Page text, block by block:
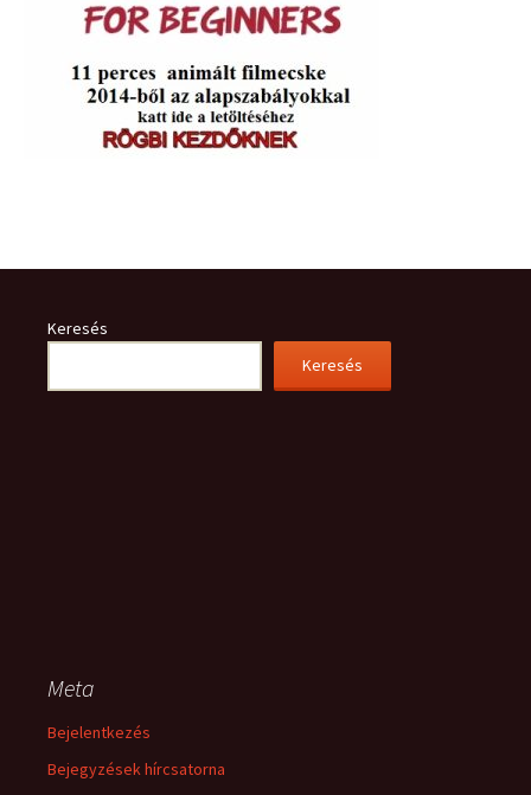
Keresés
Keresés
Meta
Bejelentkezés
Bejegyzések hírcsatorna